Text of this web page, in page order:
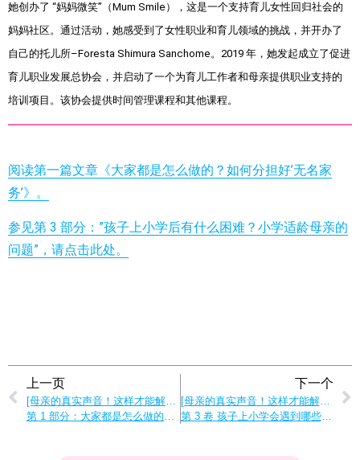
她创办了 “妈妈微笑”（Mum Smile），这是一个支持育儿女性回归社会的
妈妈社区。通过活动，她感受到了女性职业和育儿领域的挑战，并开办了
自己的托儿所–Foresta Shimura Sanchome。2019 年，她发起成立了促进
育儿职业发展总协会，并启动了一个为育儿工作者和母亲提供职业支持的
培训项目。该协会提供时间管理课程和其他课程。
阅读第一篇文章《大家都是怎么做的？如何分担好’无名家
务’》。
参见第 3 部分：”孩子上小学后有什么困难？小学适龄母亲的
问题”，请点击此处。
上一页
第 1 部分：大家都是怎么做的？如何分担好 “无名家务”？
下一个
[母亲的真实声音！这样才能解决家务和育儿问题]。
第 3 卷 孩子上小学会遇到哪些困难？小学母亲的问题